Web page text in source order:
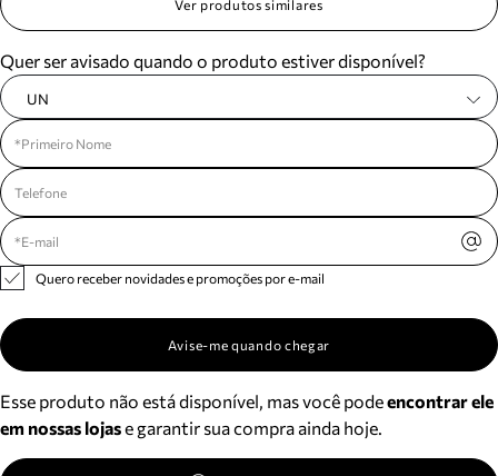
Ver produtos similares
Quer ser avisado quando o produto estiver disponível?
UN
Quero receber novidades e promoções por e-mail
Avise-me quando chegar
Esse produto não está disponível, mas você podeencontrar ele
em nossas lojase garantir sua compra ainda hoje.